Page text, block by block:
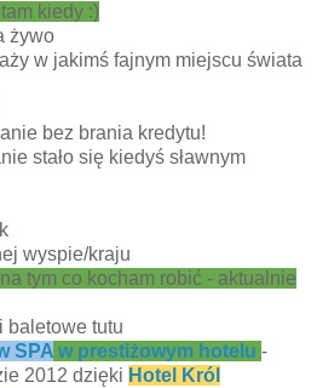
kiedy :)
żywo
w jakimś fajnym miejscu świata
bez brania kredytu!
stało się kiedyś sławnym
wyspie/kraju
tym co kocham robić - aktualnie
baletowe tutu
SPA w prestiżowym hotelu -
2012 dzięki Hotel Król